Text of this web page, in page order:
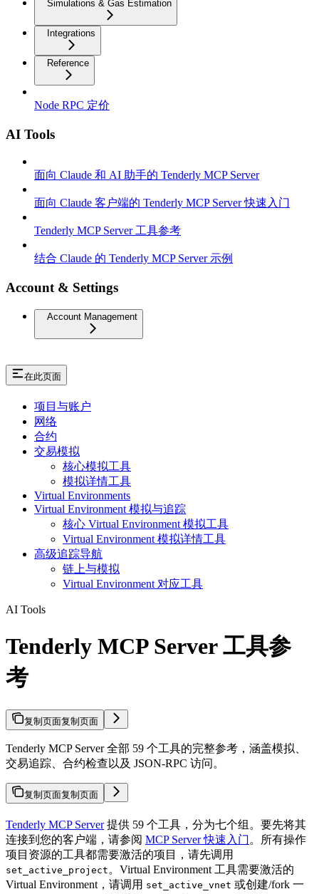
Simulations & Gas Estimation
Integrations
Reference
Node RPC 定价
AI Tools
面向 Claude 和 AI 助手的 Tenderly MCP Server
面向 Claude 客户端的 Tenderly MCP Server 快速入门
Tenderly MCP Server 工具参考
结合 Claude 的 Tenderly MCP Server 示例
Account & Settings
Account Management
在此页面
项目与账户
网络
合约
交易模拟
核心模拟工具
模拟详情工具
Virtual Environments
Virtual Environment 模拟与追踪
核心 Virtual Environment 模拟工具
Virtual Environment 模拟详情工具
高级追踪导航
链上与模拟
Virtual Environment 对应工具
AI Tools
Tenderly MCP Server 工具参
考
复制页面复制页面
Tenderly MCP Server 全部 59 个工具的完整参考，涵盖模拟、
交易追踪、合约检查以及 JSON-RPC 访问。
复制页面复制页面
Tenderly MCP Server提供 59 个工具，分为七个组。要先将其
连接到您的客户端，请参阅 MCP Server 快速入门 。所有操作
项目资源的工具都需要激活的项目，请先调用
set_active_project 。Virtual Environment 工具需要激活的
Virtual Environment，请调用 set_active_vnet 或创建/fork 一